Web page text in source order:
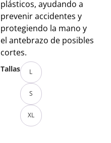
plásticos, ayudando a
prevenir accidentes y
protegiendo la mano y
el antebrazo de posibles
cortes.
Tallas L
S
XL